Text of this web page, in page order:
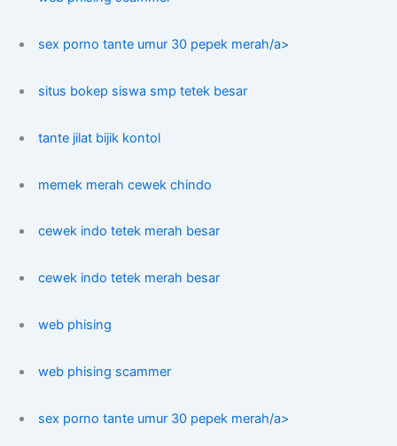
sex porno tante umur 30 pepek merah/a>
situs bokep siswa smp tetek besar
tante jilat bijik kontol
memek merah cewek chindo
cewek indo tetek merah besar
cewek indo tetek merah besar
web phising
web phising scammer
sex porno tante umur 30 pepek merah/a>